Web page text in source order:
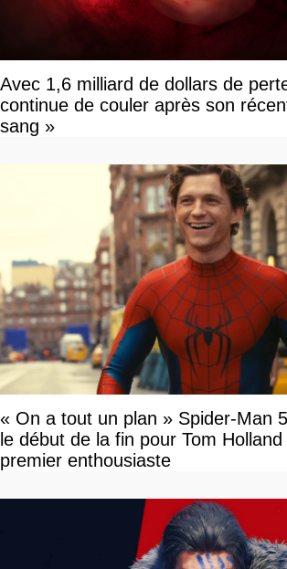
Avec 1,6 milliard de dollars de
continue de couler après son
sang »
« On a tout un plan » Spider-Man
le début de la fin pour Tom Holland
premier enthousiaste